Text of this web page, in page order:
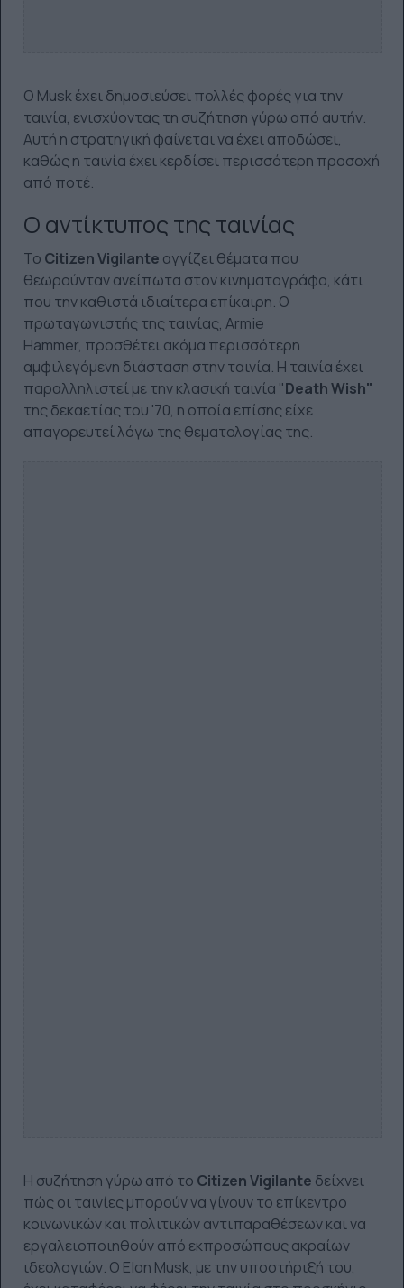
Ο Musk έχει δημοσιεύσει πολλές φορές για την
ταινία, ενισχύοντας τη συζήτηση γύρω από αυτήν.
Αυτή η στρατηγική φαίνεται να έχει αποδώσει,
καθώς η ταινία έχει κερδίσει περισσότερη προσοχή
από ποτέ.
Ο αντίκτυπος της ταινίας
Το Citizen Vigilante αγγίζει θέματα που
θεωρούνταν ανείπωτα στον κινηματογράφο, κάτι
που την καθιστά ιδιαίτερα επίκαιρη. Ο
πρωταγωνιστής της ταινίας, Armie
Hammer, προσθέτει ακόμα περισσότερη
αμφιλεγόμενη διάσταση στην ταινία. Η ταινία έχει
παραλληλιστεί με την κλασική ταινία "Death Wish"
της δεκαετίας του '70, η οποία επίσης είχε
απαγορευτεί λόγω της θεματολογίας της.
Η συζήτηση γύρω από το Citizen Vigilante δείχνει
πώς οι ταινίες μπορούν να γίνουν το επίκεντρο
κοινωνικών και πολιτικών αντιπαραθέσεων και να
εργαλειοποιηθούν από εκπροσώπους ακραίων
ιδεολογιών. Ο Elon Musk, με την υποστήριξή του,